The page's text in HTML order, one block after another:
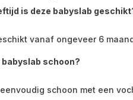
is deze babyslab
vanaf ongeveer 6
babyslab schoon?
schoon met een